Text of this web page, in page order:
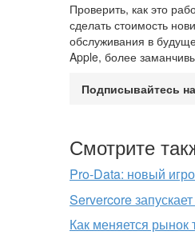
Проверить, как это
сделать стоимость
обслуживания в
Apple, более
Подписывайтесь
Смотрите
Pro-Data: новый
Servercore
Как меняется рынок